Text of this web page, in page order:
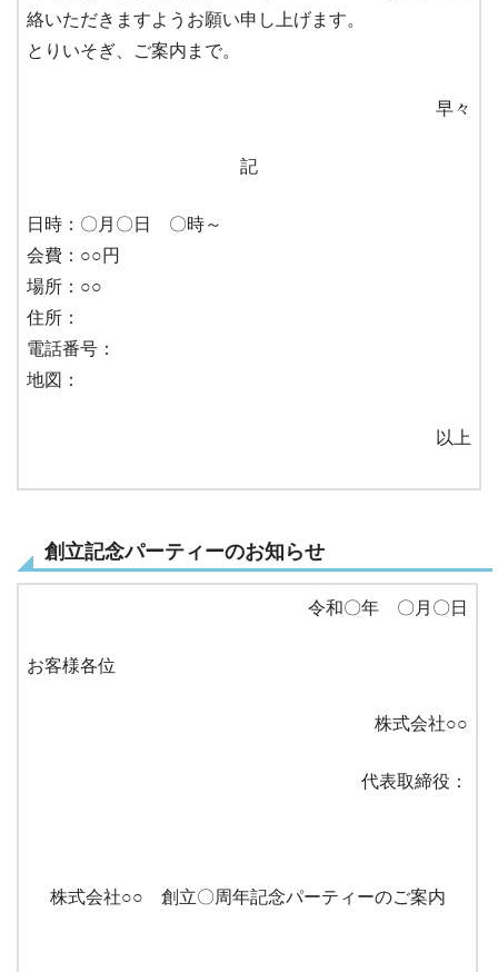
絡いただきますようお願い申し上げます。
とりいそぎ、ご案内まで。
早々
記
日時：〇月〇日 〇時～
会費：○○円
場所：○○
住所：
電話番号：
地図：
以上
創立記念パーティーのお知らせ
令和〇年 〇月〇日
お客様各位
株式会社○○
代表取締役：
株式会社○○ 創立〇周年記念パーティーのご案内